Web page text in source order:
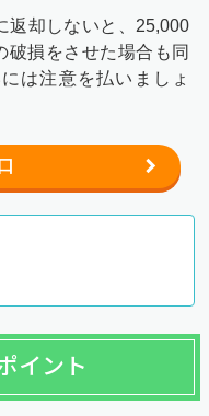
ほど電話がかかってきま
です。Webサイトで入力
キャンペーンの説明が
からのキャッシュバッ
目の電話では開通工事
返却しないと、25,000
破損をさせた場合も同
は注意を払いましょ
イント